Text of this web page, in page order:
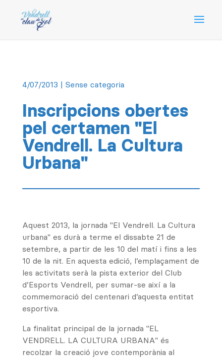
4/07/2013 | Sense categoria
Inscripcions obertes
pel certamen "El
Vendrell. La Cultura
Urbana"
Aquest 2013, la jornada "El Vendrell. La Cultura
urbana" es durà a terme el dissabte 21 de
setembre, a partir de les 10 del matí i fins a les
10 de la nit. En aquesta edició, l’emplaçament de
les activitats serà la pista exterior del Club
d’Esports Vendrell, per sumar-se així a la
commemoració del centenari d’aquesta entitat
esportiva.
La finalitat principal de la jornada "EL
VENDRELL. LA CULTURA URBANA" és
recolzar la creació jove contemporània al